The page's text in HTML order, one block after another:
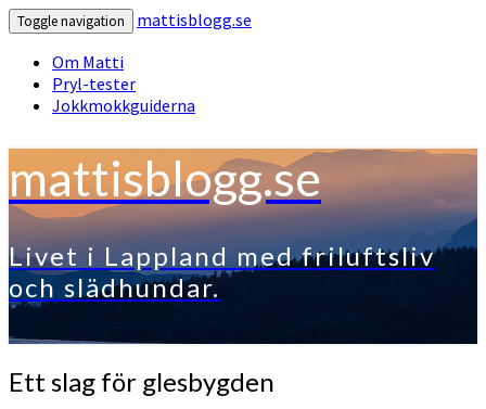
Toggle navigation
mattisblogg.se
Om Matti
Pryl-tester
Jokkmokkguiderna
mattisblogg.se
Livet i Lappland med friluftsliv
och slädhundar.
Ett
slag
Ett slag för glesbygden